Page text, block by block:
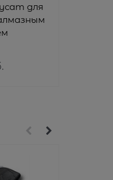
для